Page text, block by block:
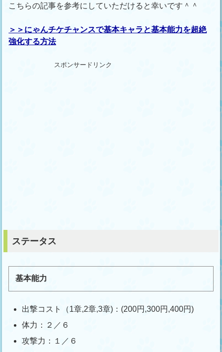
こちらの記事を参考にしていただけると幸いです＾＾
＞＞にゃんチケチャンスで基本キャラと基本能力を超絶
強化する方法
スポンサードリンク
ステータス
基本能力
出撃コスト（1章,2章,3章)：(200円,300円,400円)
体力：２／６
攻撃力：１／６